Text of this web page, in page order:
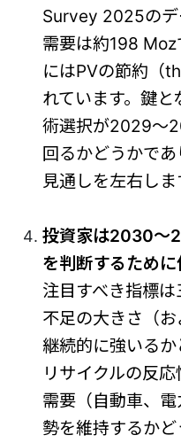
Survey 2025の
需要は約198
にはPVの節約（
れています。鍵
術選択が2029〜
回るかどうかで
見通しを左右しま
投資家は2030〜
を判断するため
注目すべき指標
不足の大きさ（
継続的に強いる
リサイクルの反
需要（自動車、
勢を維持するか